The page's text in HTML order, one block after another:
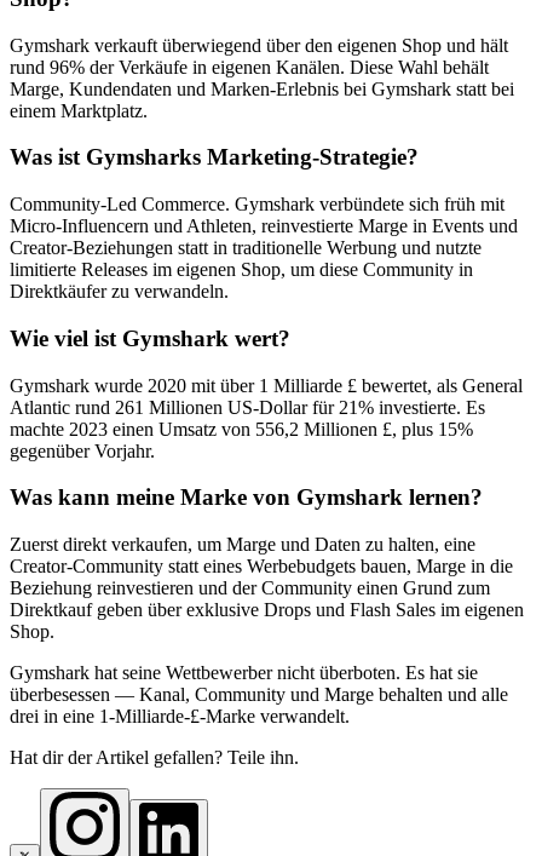
Gymshark verkauft überwiegend über den eigenen Shop und hält
rund 96% der Verkäufe in eigenen Kanälen. Diese Wahl behält
Marge, Kundendaten und Marken-Erlebnis bei Gymshark statt bei
einem Marktplatz.
Was ist Gymsharks Marketing-Strategie?
Community-Led Commerce. Gymshark verbündete sich früh mit
Micro-Influencern und Athleten, reinvestierte Marge in Events und
Creator-Beziehungen statt in traditionelle Werbung und nutzte
limitierte Releases im eigenen Shop, um diese Community in
Direktkäufer zu verwandeln.
Wie viel ist Gymshark wert?
Gymshark wurde 2020 mit über 1 Milliarde £ bewertet, als General
Atlantic rund 261 Millionen US-Dollar für 21% investierte. Es
machte 2023 einen Umsatz von 556,2 Millionen £, plus 15%
gegenüber Vorjahr.
Was kann meine Marke von Gymshark lernen?
Zuerst direkt verkaufen, um Marge und Daten zu halten, eine
Creator-Community statt eines Werbebudgets bauen, Marge in die
Beziehung reinvestieren und der Community einen Grund zum
Direktkauf geben über exklusive Drops und Flash Sales im eigenen
Shop.
Gymshark hat seine Wettbewerber nicht überboten. Es hat sie
überbesessen — Kanal, Community und Marge behalten und alle
drei in eine 1-Milliarde-£-Marke verwandelt.
Hat dir der Artikel gefallen? Teile ihn.